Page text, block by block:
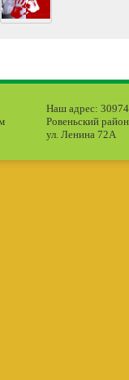
Наш адрес:
Ровеньский
ул. Ленина 72А